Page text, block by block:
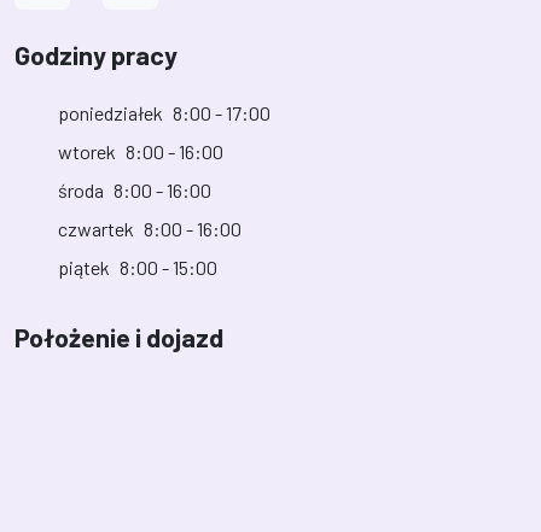
Godziny pracy
poniedziałek 8:00 - 17:00
wtorek 8:00 - 16:00
środa 8:00 - 16:00
czwartek 8:00 - 16:00
piątek 8:00 - 15:00
Położenie i dojazd